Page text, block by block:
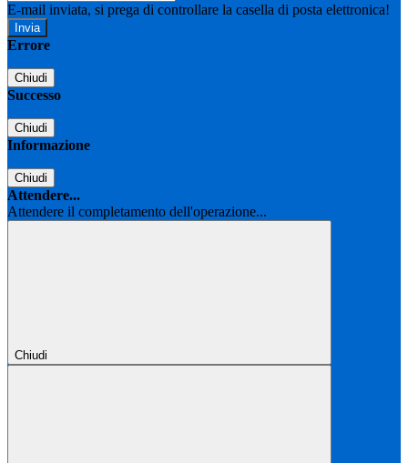
E-mail inviata, si prega di controllare la casella di posta elettronica!
Errore
Chiudi
Successo
Chiudi
Informazione
Chiudi
Attendere...
Attendere il completamento dell'operazione...
Chiudi